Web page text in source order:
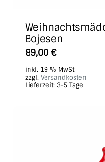
Bojesen
89,00 €
inkl. 19 % MwSt.
zzgl. Versandkosten
Lieferzeit: 3-5 Tage